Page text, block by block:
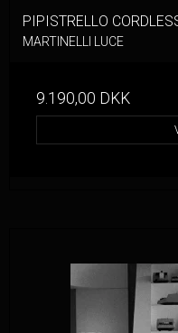
PIPISTRELLO
MARTINELLI LUCE
9.190,00 DKK